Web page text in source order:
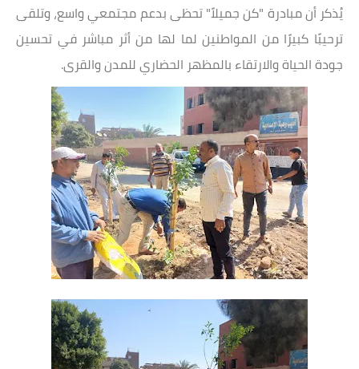
يُذكر أن مبادرة "كن جميلاً" تحظى بدعم مجتمعي واسع، وتلقى
ترحيبًا كبيرًا من المواطنين لما لها من أثر مباشر في تحسين
جودة الحياة والارتقاء بالمظهر الحضاري للمدن والقرى.